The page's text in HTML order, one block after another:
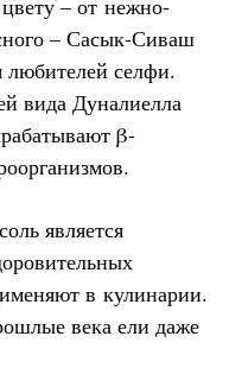
– Сасык-Сиваш
любителей селфи.
вида Дуналиелла
β-
является
в кулинарии.
века ели даже